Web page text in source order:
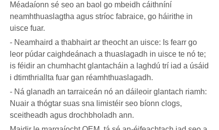
Méadaíonn sé seo an baol go mbeidh cáithníní
neamhthuaslagtha agus stríoc fabraice, go háirithe in
uisce fuar.
- Neamhaird a thabhairt ar theocht an uisce: Is fearr go
leor púdar caighdeánach a thuaslagadh in uisce te nó te;
is féidir an chumhacht glantacháin a laghdú trí iad a úsáid
i dtimthriallta fuar gan réamhthuaslagadh.
- Ná glanadh an tarraiceán nó an dáileoir glantach riamh:
Nuair a thógtar suas sna limistéir seo bíonn clogs,
sceitheadh ​​agus drochbholadh ann.